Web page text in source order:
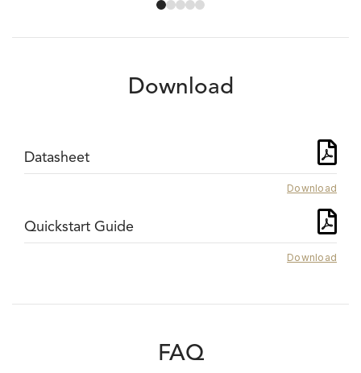
Download
Datasheet
Download
Quickstart Guide
Download
FAQ